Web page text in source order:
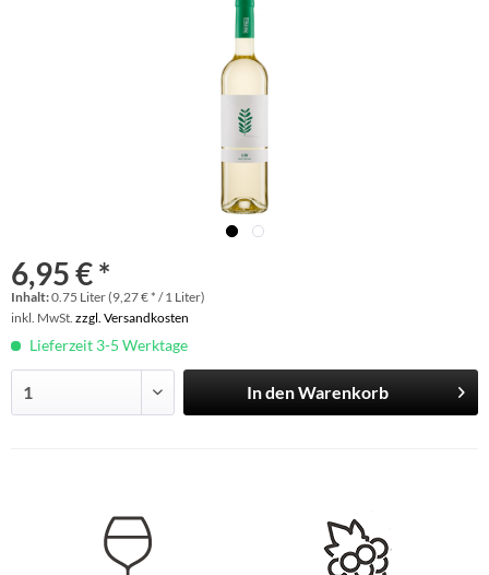
6,95 € *
Inhalt:0.75 Liter (9,27 € * / 1 Liter)
inkl. MwSt. zzgl. Versandkosten
Lieferzeit 3-5 Werktage
In denWarenkorb